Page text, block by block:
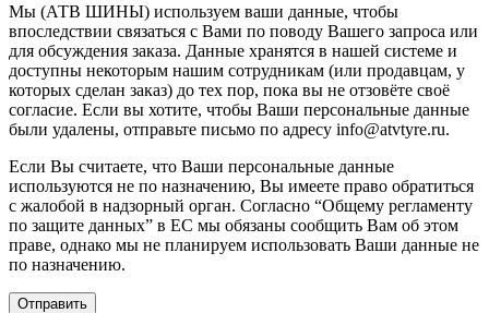
Мы (АТВ ШИНЫ) используем ваши данные, чтобы
впоследствии связаться с Вами по поводу Вашего запроса или
для обсуждения заказа. Данные хранятся в нашей системе и
доступны некоторым нашим сотрудникам (или продавцам, у
которых сделан заказ) до тех пор, пока вы не отзовёте своё
согласие. Если вы хотите, чтобы Ваши персональные данные
были удалены, отправьте письмо по адресу info@atvtyre.ru.
Если Вы считаете, что Ваши персональные данные
используются не по назначению, Вы имеете право обратиться
с жалобой в надзорный орган. Согласно “Общему регламенту
по защите данных” в ЕС мы обязаны сообщить Вам об этом
праве, однако мы не планируем использовать Ваши данные не
по назначению.
Отправить